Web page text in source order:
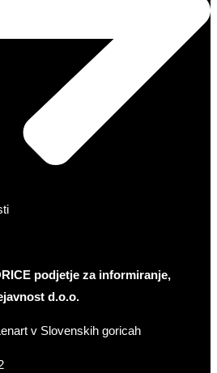
podjetje za informiranje,
d.o.o.
v Slovenskih goricah